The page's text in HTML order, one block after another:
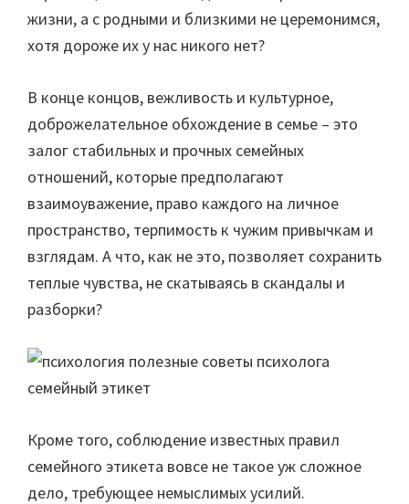
жизни, а с родными и близкими не церемонимся,
хотя дороже их у нас никого нет?
В конце концов, вежливость и культурное,
доброжелательное обхождение в семье – это
залог стабильных и прочных семейных
отношений, которые предполагают
взаимоуважение, право каждого на личное
пространство, терпимость к чужим привычкам и
взглядам. А что, как не это, позволяет сохранить
теплые чувства, не скатываясь в скандалы и
разборки?
Кроме того, соблюдение известных правил
семейного этикета вовсе не такое уж сложное
дело, требующее немыслимых усилий.